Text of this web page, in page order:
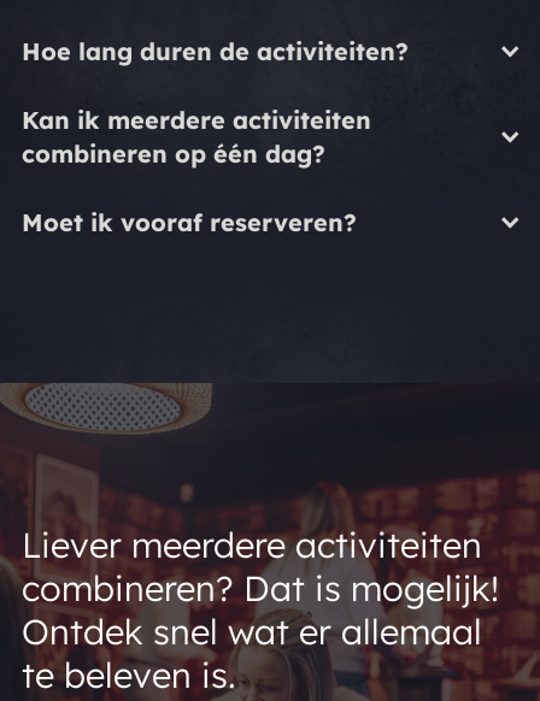
Hoe lang duren de activiteiten?
Kan ik meerdere activiteiten
combineren op één dag?
Moet ik vooraf reserveren?
Liever meerdere activiteiten
combineren? Dat is mogelijk!
Ontdek snel wat er allemaal
te beleven is.